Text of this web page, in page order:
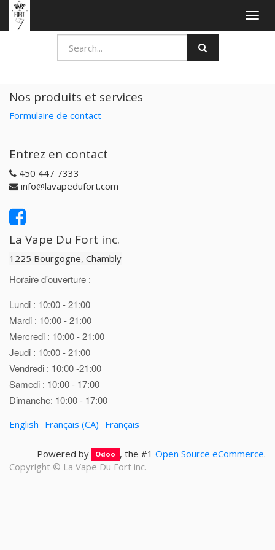
Nos produits et services
Formulaire de contact
Entrez en contact
450 447 7333
info@lavapedufort.com
La Vape Du Fort inc.
1225 Bourgogne, Chambly
Horaire d'ouverture :
Lundi : 10:00 - 21:00
Mardi : 10:00 - 21:00
Mercredi : 10:00 - 21:00
Jeudi : 10:00 - 21:00
Vendredi : 10:00 -21:00
Samedi : 10:00 - 17:00
Dimanche: 10:00 - 17:00
English Français (CA) Français
Powered by Odoo , the #1 Open Source eCommerce.
Copyright © La Vape Du Fort inc.